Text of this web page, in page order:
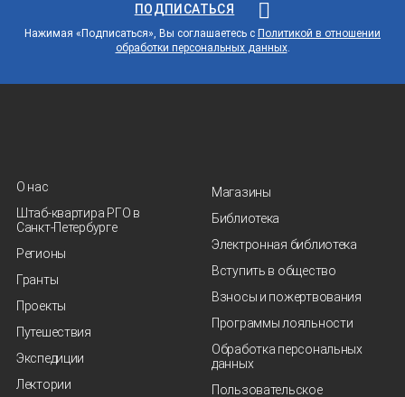
ПОДПИСАТЬСЯ
Нажимая «Подписаться», Вы соглашаетесь с Политикой в отношении
обработки персональных данных.
О нас
Штаб-квартира РГО в
Санкт‑Петербурге
Регионы
Гранты
Проекты
Путешествия
Экспедиции
Лектории
Магазины
Библиотека
Электронная библиотека
Вступить в общество
Взносы и пожертвования
Программы лояльности
Обработка персональных
данных
Пользовательское